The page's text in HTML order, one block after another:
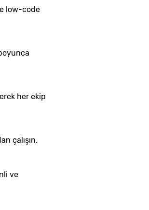
low-code
her ekip
çalışın.
ve